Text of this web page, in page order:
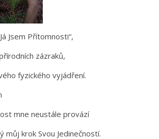
Jsem Přítomnosti“,
zázraků,
fyzického vyjádření.
mne neustále provází
můj krok Svou Jedinečností.